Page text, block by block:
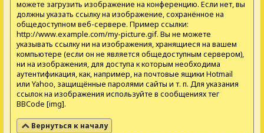
можете загрузить изображение на конференцию. Если нет, вы
должны указать ссылку на изображение, сохранённое на
общедоступном веб-сервере. Пример ссылки:
http://www.example.com/my-picture.gif. Вы не можете
указывать ссылку ни на изображения, хранящиеся на вашем
компьютере (если он не является общедоступным сервером),
ни на изображения, для доступа к которым необходима
аутентификация, как, например, на почтовые ящики Hotmail
или Yahoo, защищённые паролями сайты и т. п. Для указания
ссылок на изображения используйте в сообщениях тег
BBCode [img].
Вернуться к началу